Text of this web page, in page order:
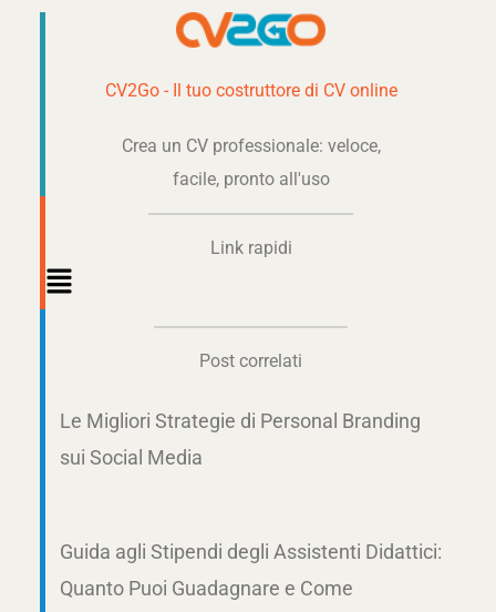
CV2Go - Il tuo costruttore di CV online
Crea un CV professionale: veloce,
facile, pronto all'uso
Link rapidi
Main
Post correlati
Le Migliori Strategie di Personal Branding
sui Social Media
Guida agli Stipendi degli Assistenti Didattici:
Quanto Puoi Guadagnare e Come